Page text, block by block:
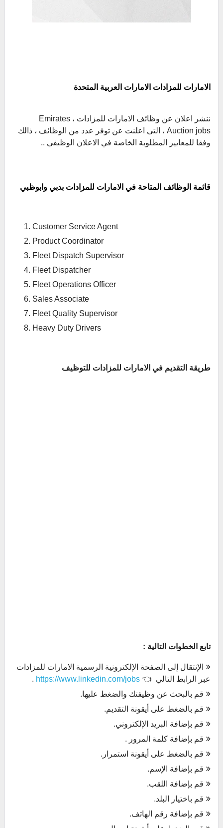
الامارات للمزادات الامارات العربية المتحدة
ننشر اعلان عن وظائف الامارات للمزادات ، Emirates
Auction jobs ، التى اعلنت عن توفر عدد من الوظائف ، ذالك
وفقا للمعايير المطلوبة الخاصة في الاعلان الوظيفي ..
قائمة الوظائف المتاحة في الامارات للمزادات بدبي وابوظبي
Customer Service Agent
Product Coordinator
Fleet Dispatch Supervisor
Fleet Dispatcher
Fleet Operations Officer
Sales Associate
Fleet Quality Supervisor
Heavy Duty Drivers
طريقة التقديم في الامارات للمزادات للتوظيف
تابع الخطوات التالية :
الإنتقال إلى الصفحة الإلكترونية الرسمية الامارات للمزادات
عبر الرابط التالي 👈 https://www.linkedin.com/jobs
.
قم بالبحث عن وظيفتك والضغط عليها.
قم بالضغط على أيقونة التقديم.
قم بإضافة البريد الإلكتروني.
قم بإضافة كلمة المرور .
قم بالضغط على أيقونة استمرار.
قم بإضافة الإسم.
قم بإضافة اللقب.
قم باختيار البلد.
قم بإضافة رقم الهاتف.